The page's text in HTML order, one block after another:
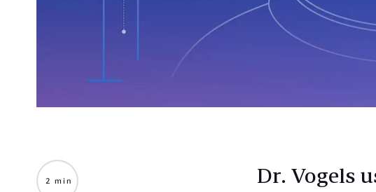
Dr. Vogels
2 min